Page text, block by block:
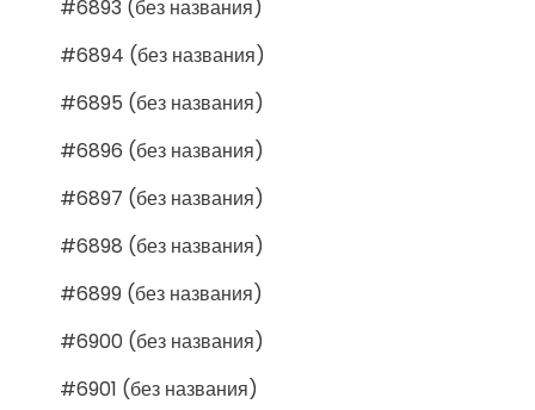
#6893 (без названия)
#6894 (без названия)
#6895 (без названия)
#6896 (без названия)
#6897 (без названия)
#6898 (без названия)
#6899 (без названия)
#6900 (без названия)
#6901 (без названия)